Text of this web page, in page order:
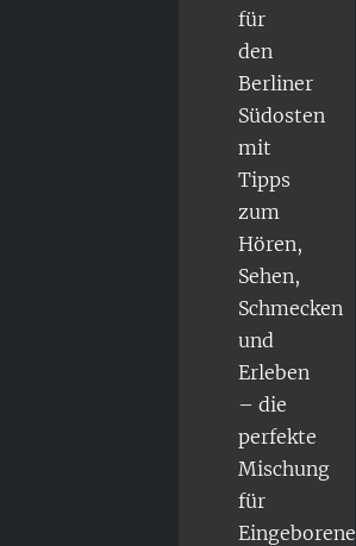
für
den
Berliner
Südosten
mit
Tipps
zum
Hören,
Sehen,
Schmecken
und
Erleben
– die
perfekte
Mischung
für
Eingeborene